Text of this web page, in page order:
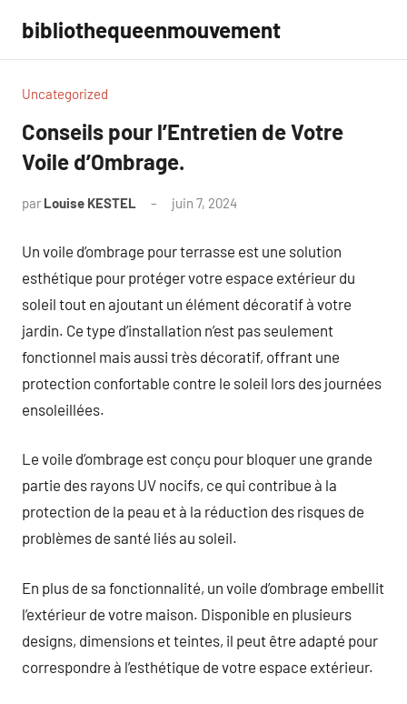
contenu
bibliothequeenmouvement
Uncategorized
Conseils pour l’Entretien de Votre
Voile d’Ombrage.
par Louise KESTEL juin 7, 2024
Un voile d’ombrage pour terrasse est une solution
esthétique pour protéger votre espace extérieur du
soleil tout en ajoutant un élément décoratif à votre
jardin. Ce type d’installation n’est pas seulement
fonctionnel mais aussi très décoratif, offrant une
protection confortable contre le soleil lors des journées
ensoleillées.
Le voile d’ombrage est conçu pour bloquer une grande
partie des rayons UV nocifs, ce qui contribue à la
protection de la peau et à la réduction des risques de
problèmes de santé liés au soleil.
En plus de sa fonctionnalité, un voile d’ombrage embellit
l’extérieur de votre maison. Disponible en plusieurs
designs, dimensions et teintes, il peut être adapté pour
correspondre à l’esthétique de votre espace extérieur.